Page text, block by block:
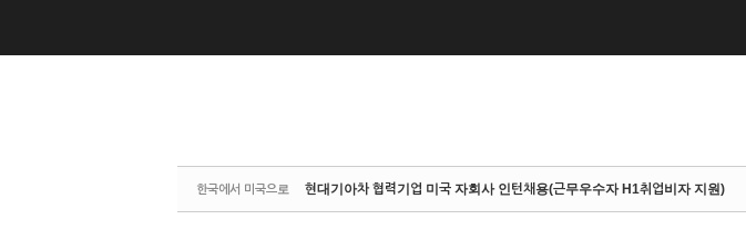
한국에서 미국으로 현대기아차 협력기업 미국 자회사 인턴채용(근무우수자 H1취업비자 지원)